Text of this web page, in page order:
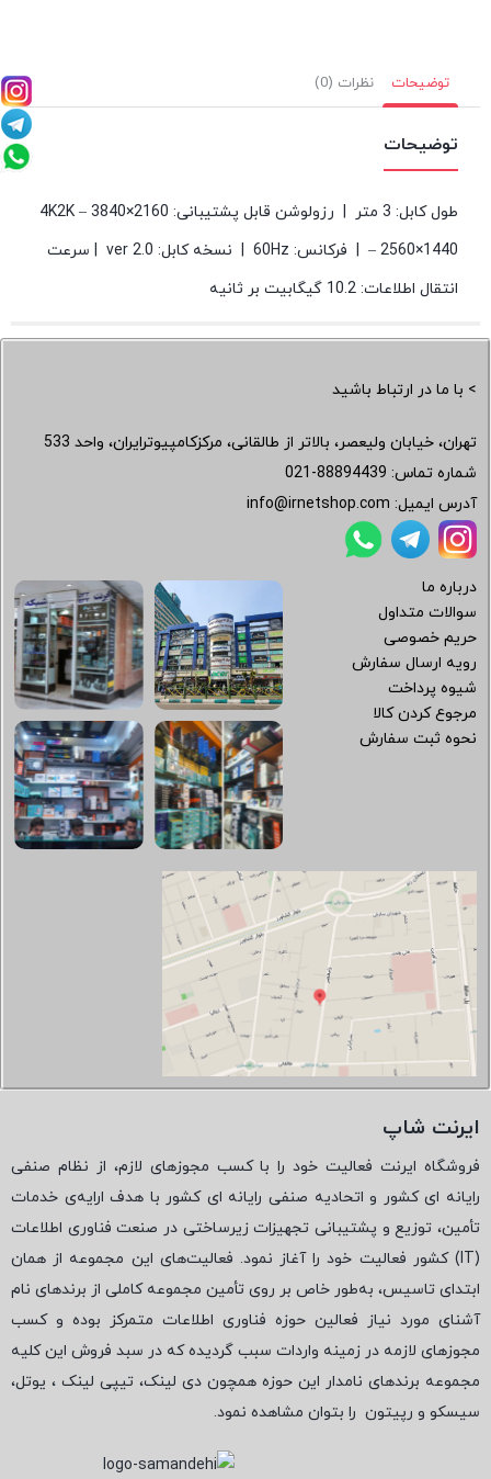
توضیحات نظرات (0)
توضیحات
طول کابل: 3 متر | رزولوشن قابل پشتیبانی: 4K2K – 3840×2160
– 2560×1440 | فرکانس: 60Hz | نسخه کابل: ver 2.0 | سرعت
انتقال اطلاعات: 10.2 گیگابیت بر ثانیه
> با ما در ارتباط باشید
تهران، خیابان ولیعصر، بالاتر از طالقانی، مرکزکامپیوترایران، واحد 533
شماره تماس: 021-88894439
آدرس ایمیل: info@irnetshop.com
درباره ما
سوالات متداول
حریم خصوصی
رویه ارسال سفارش
شیوه پرداخت
مرجوع کردن کالا
نحوه ثبت سفارش
ایرنت شاپ
فروشگاه ایرنت فعالیت خود را با کسب مجوزهای لازم، از نظام صنفی
رایانه ای کشور و اتحادیه صنفی رایانه ای کشور با هدف ارایه‌ی خدمات
تأمین، توزیع و پشتیبانی تجهیزات زیرساختی در صنعت فناوری اطلاعات
(
IT) کشور فعالیت خود را آغاز نمود. فعالیت‌های این مجموعه از همان
ابتدای تاسیس، به‌طور خاص بر روی تأمین مجموعه کاملی از برندهای نام
آشنای مورد نیاز فعالین حوزه فناوری اطلاعات متمرکز بوده و کسب
مجوزهای لازمه در زمینه واردات سبب گردیده که در سبد فروش این کلیه
مجموعه برندهای نامدار این حوزه همچون دی لینک، تیپی لینک ، یوتل،
سیسکو و رپیتون را بتوان مشاهده نمود.